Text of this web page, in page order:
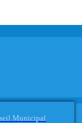
Municipal